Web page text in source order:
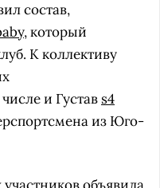
состав,
, который
К коллективу
и Густав s4
из Юго-